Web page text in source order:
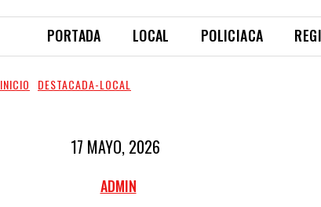
PORTADA LOCAL POLICIACA
INICIO DESTACADA-LOCAL
17 MAYO, 2026
ADMIN